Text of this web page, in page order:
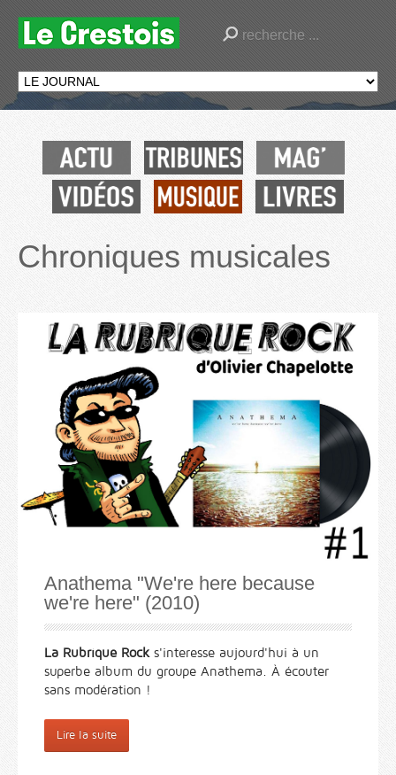
Chroniques musicales
Anathema "We're here because
we're here" (2010)
La Rubrique Rock s'interesse aujourd'hui à un
superbe album du groupe Anathema. À écouter
sans modération !
Lire la suite